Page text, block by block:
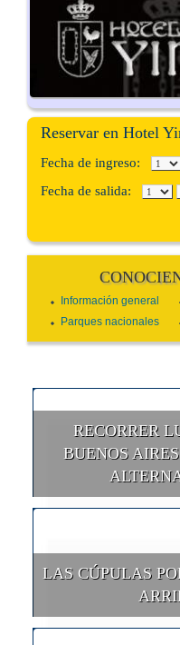
Reservar en Hotel
Fecha de ingreso:
Fecha de salida:
Información general
Parques nacionales
RECORRER
BUENOS
LAS CÚPULAS